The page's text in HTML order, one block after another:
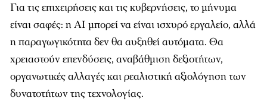
Για τις επιχειρήσεις και τις κυβερνήσεις, το μήνυμα
είναι σαφές: η AI μπορεί να είναι ισχυρό εργαλείο, αλλά
η παραγωγικότητα δεν θα αυξηθεί αυτόματα. Θα
χρειαστούν επενδύσεις, αναβάθμιση δεξιοτήτων,
οργανωτικές αλλαγές και ρεαλιστική αξιολόγηση των
δυνατοτήτων της τεχνολογίας.